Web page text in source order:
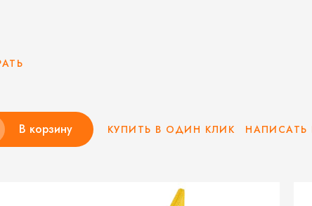
В корзину КУПИТЬ В ОДИН КЛИК НАПИСАТЬ